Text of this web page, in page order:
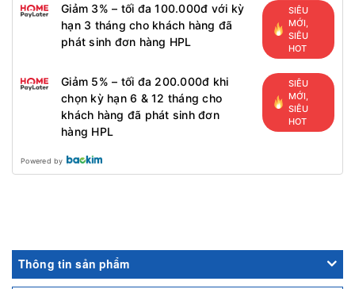
Giảm 3% – tối đa 100.000đ với kỳ
hạn 3 tháng cho khách hàng đã
phát sinh đơn hàng HPL
SIÊU
MỚI,
SIÊU
HOT
Giảm 5% – tối đa 200.000đ khi
chọn kỳ hạn 6 & 12 tháng cho
khách hàng đã phát sinh đơn
hàng HPL
SIÊU
MỚI,
SIÊU
HOT
Powered by
Thông tin sản phẩm